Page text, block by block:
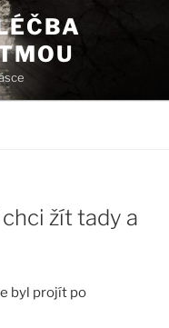
žít tady a
byl projít po